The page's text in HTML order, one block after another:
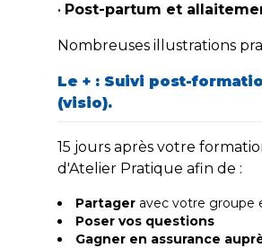
• Post-partum et
Nombreuses illustrations
Le + : Suivi post-
(visio).
15 jours après votre
d'Atelier Pratique afin de :
Partager avec votre groupe
Poser vos questions
Gagner en assurance